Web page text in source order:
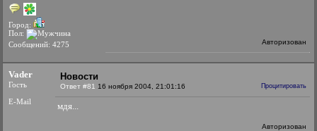
Город:
Пол:
Сообщений: 4275
Авторизован
Vader
Гость
E-Mail
Новости
Ответ #81 16 ноября 2004, 21:01:16 Процитировать
мдя...
Авторизован